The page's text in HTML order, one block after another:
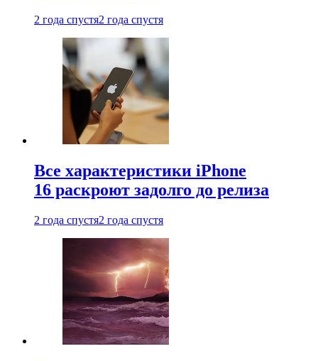
2 года спустя2 года спустя
Все характеристики iPhone
16 раскроют задолго до релиза
2 года спустя2 года спустя